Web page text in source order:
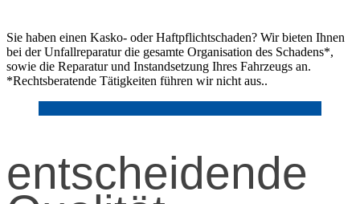
Sie haben einen Kasko- oder Haftpflichtschaden? Wir bieten Ihnen
bei der Unfallreparatur die gesamte Organisation des Schadens*,
sowie die Reparatur und Instandsetzung Ihres Fahrzeugs an.
*Rechtsberatende Tätigkeiten führen wir nicht aus..
entscheidende